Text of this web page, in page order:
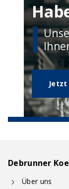
Debrunner
Über uns